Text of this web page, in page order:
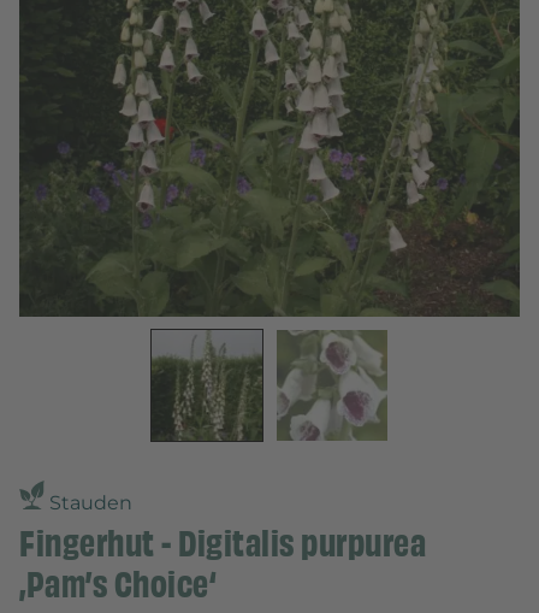
Stauden
Fingerhut - Digitalis purpurea
‚Pam’s Choice‘